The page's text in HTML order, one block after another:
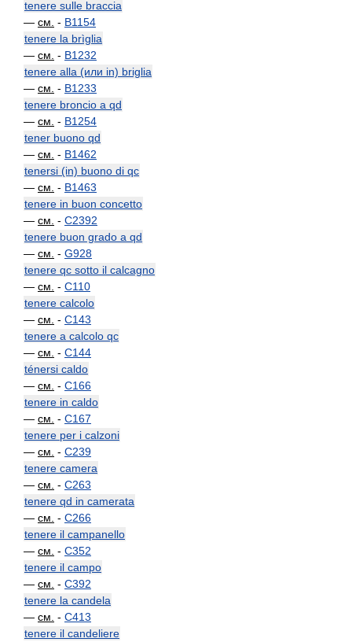
tenere sulle braccia
— см. - B1154
tenere la brìglia
— см. - B1232
tenere alla (или in) briglia
— см. - B1233
tenere broncio a qd
— см. - B1254
tener buono qd
— см. - B1462
tenersi (in) buono di qc
— см. - B1463
tenere in buon concetto
— см. - C2392
tenere buon grado a qd
— см. - G928
tenere qc sotto il calcagno
— см. - C110
tenere calcolo
— см. - C143
tenere a calcolo qc
— см. - C144
ténersi caldo
— см. - C166
tenere in caldo
— см. - C167
tenere per i calzoni
— см. - C239
tenere camera
— см. - C263
tenere qd in camerata
— см. - C266
tenere il campanello
— см. - C352
tenere il campo
— см. - C392
tenere la candela
— см. - C413
tenere il candeliere